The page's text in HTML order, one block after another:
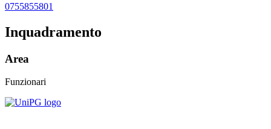
0755855801
Inquadramento
Area
Funzionari